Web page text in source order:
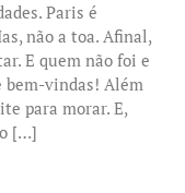
Paris é
não a toa. Afinal,
E quem não foi e
bem-vindas! Além
para morar. E,
[…]